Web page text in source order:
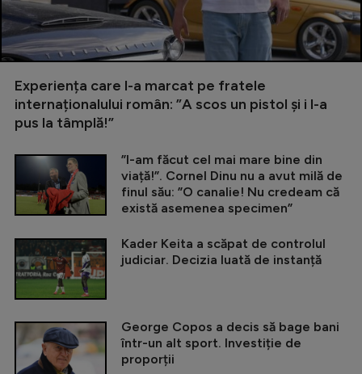
Experiența care l-a marcat pe fratele
internaționalului român: ”A scos un pistol și i l-a
pus la tâmplă!”
”I-am făcut cel mai mare bine din
viață!”. Cornel Dinu nu a avut milă de
finul său: ”O canalie! Nu credeam că
există asemenea specimen”
Kader Keita a scăpat de controlul
judiciar. Decizia luată de instanță
George Copos a decis să bage bani
într-un alt sport. Investiție de
proporții